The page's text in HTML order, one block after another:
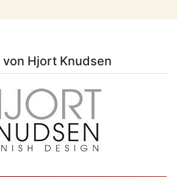
von Hjort Knudsen